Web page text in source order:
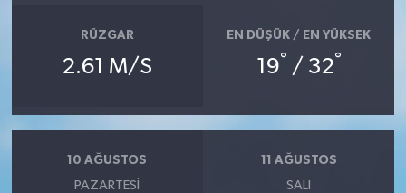
RÜZGAR
2.61 M/S
EN DÜŞÜK / EN YÜKSEK
19° / 32°
10 AĞUSTOS
PAZARTESI
11 AĞUSTOS
SALI